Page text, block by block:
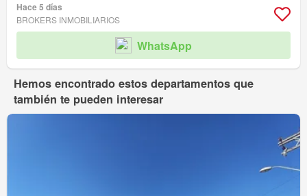
Hace 5 días
BROKERS INMOBILIARIOS
WhatsApp
Hemos encontrado estos departamentos que
también te pueden interesar